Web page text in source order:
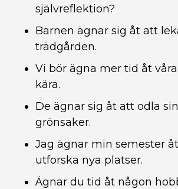
självreflektion?
Barnen ägnar sig åt att
trädgården.
Vi bör ägna mer tid åt
kära.
De ägnar sig åt att odla
grönsaker.
Jag ägnar min semester
utforska nya platser.
Ägnar du tid åt någon